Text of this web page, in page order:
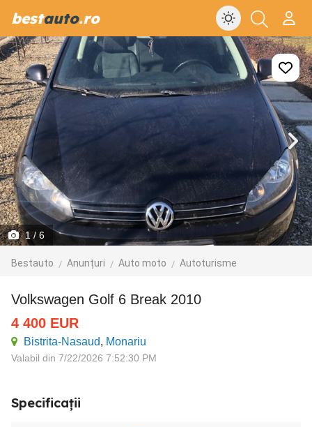
bestauto.ro
1 / 6
Bestauto Anunțuri Auto moto Autoturisme
Volkswagen Golf 6 Break 2010
4 400 EUR
Bistrita-Nasaud, Monariu
Valabil din 7/22/2026 7:52:30 PM
Specificații